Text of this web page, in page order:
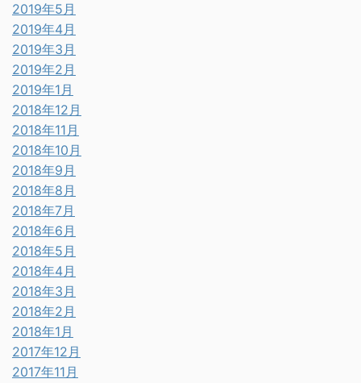
2019年5月
2019年4月
2019年3月
2019年2月
2019年1月
2018年12月
2018年11月
2018年10月
2018年9月
2018年8月
2018年7月
2018年6月
2018年5月
2018年4月
2018年3月
2018年2月
2018年1月
2017年12月
2017年11月